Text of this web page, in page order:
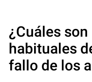
¿Cuáles
habituales
fallo de los